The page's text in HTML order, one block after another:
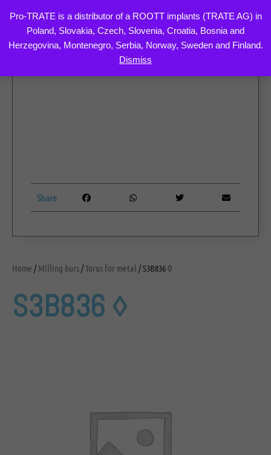
Pro-TRATE is a distributor of a ROOTT implants (TRATE AG) in
Poland, Slovakia, Czech, Slovenia, Croatia, Bosnia and
Herzegovina, Montenegro, Serbia, Norway, Sweden and Finland.
Dismiss
to
Home /Milling burs/Torus for metal / S3B836 ◊
S3B836 ◊
Share